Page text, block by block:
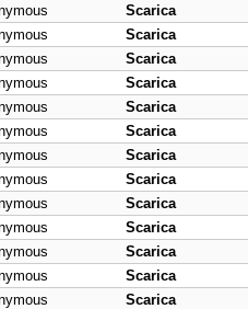
Scarica
Scarica
Scarica
Scarica
Scarica
Scarica
Scarica
Scarica
Scarica
Scarica
Scarica
Scarica
Scarica